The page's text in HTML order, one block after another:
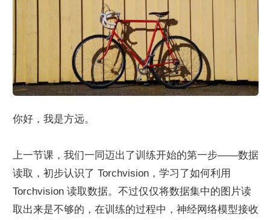
你好，我是方远。
上一节课，我们一同迈出了训练开始的第一步——数据
读取，初步认识了 Torchvision，学习了如何利用
Torchvision 读取数据。不过仅仅将数据集中的图片读
取出来是不够的，在训练的过程中，神经网络模型接收